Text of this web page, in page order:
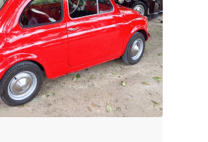
MODÈLES ET MARQUES
COMMENT FONCTIONNE BLV ?